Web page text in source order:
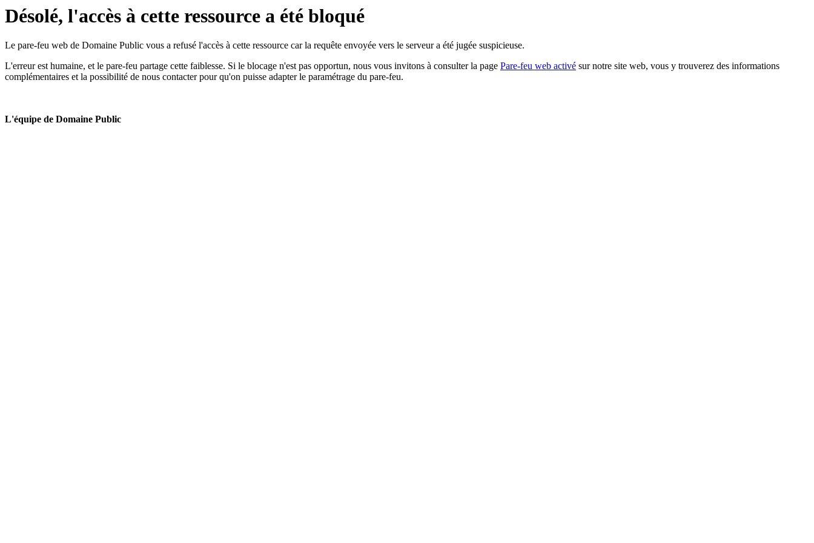
Désolé, l'accès à cette ressource a été bloqué
Le pare-feu web de Domaine Public vous a refusé l'accès à cette ressource car la requête envoyée vers le serveur a été jugée suspicieuse.
L'erreur est humaine, et le pare-feu partage cette faiblesse. Si le blocage n'est pas opportun, nous vous invitons à consulter la page Pare-feu web activé sur notre site web, vous y trouverez des informations
complémentaires et la possibilité de nous contacter pour qu'on puisse adapter le paramétrage du pare-feu.
L'équipe de Domaine Public